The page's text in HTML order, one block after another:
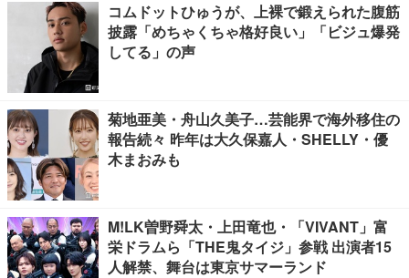
コムドットひゅうが、上裸で鍛えられた腹筋
披露「めちゃくちゃ格好良い」「ビジュ爆発
してる」の声
菊地亜美・舟山久美子…芸能界で海外移住の
報告続々 昨年は大久保嘉人・SHELLY・優
木まおみも
M!LK曽野舜太・上田竜也・「VIVANT」富
栄ドラムら「THE鬼タイジ」参戦 出演者15
人解禁、舞台は東京サマーランド